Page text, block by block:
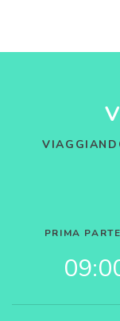
PRIMA